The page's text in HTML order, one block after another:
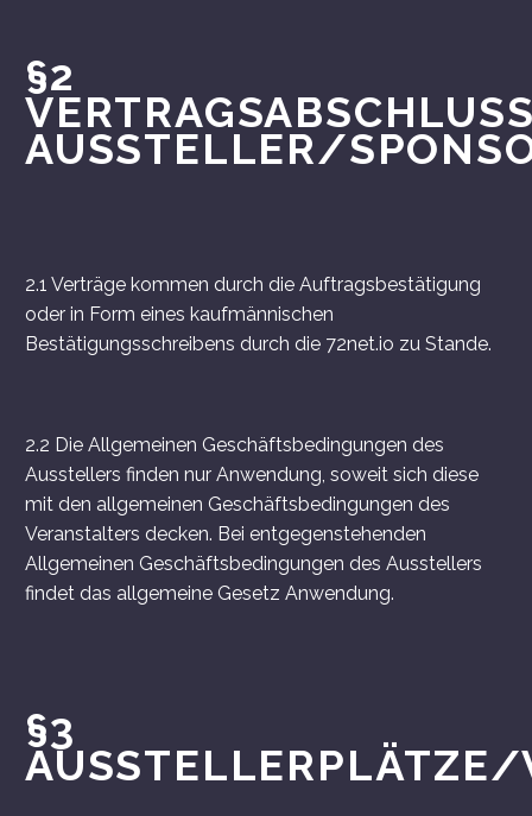
§2
AUSSTELLER/
2.1 Verträge kommen durch die Auftragsbestätigung
oder in Form eines kaufmännischen
Bestätigungsschreibens durch die 72net.io zu Stande.
2.2 Die Allgemeinen Geschäftsbedingungen des
Ausstellers finden nur Anwendung, soweit sich diese
mit den allgemeinen Geschäftsbedingungen des
Veranstalters decken. Bei entgegenstehenden
Allgemeinen Geschäftsbedingungen des Ausstellers
findet das allgemeine Gesetz Anwendung.
§3
AUSSTELLERPLÄTZE/